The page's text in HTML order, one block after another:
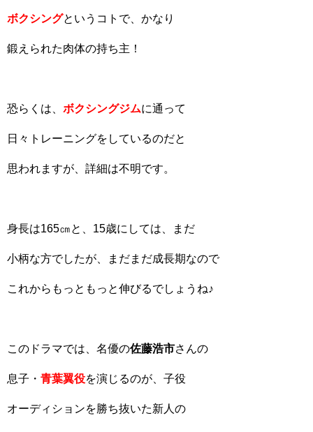
ボクシングというコトで、かなり
鍛えられた肉体の持ち主！
恐らくは、 ボクシングジムに通って
日々トレーニングをしているのだと
思われますが、詳細は不明です。
身長は165㎝と、15歳にしては、まだ
小柄な方でしたが、まだまだ成長期なので
これからもっともっと伸びるでしょうね♪
このドラマでは、名優の佐藤浩市さんの
息子・ 青葉翼役を演じるのが、子役
オーディションを勝ち抜いた新人の